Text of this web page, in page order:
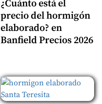
¿Cuánto está el
precio del hormigón
elaborado? en
Banfield Precios 2026